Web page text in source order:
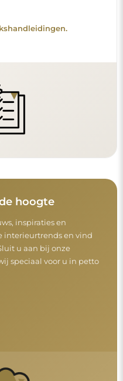
hoogte
inspiraties en
interieurtrends en vind
u aan bij onze
speciaal voor u in petto